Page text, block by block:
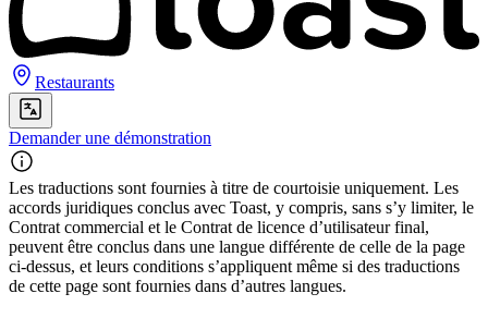
Restaurants
Demander une démonstration
Les traductions sont fournies à titre de courtoisie uniquement. Les
accords juridiques conclus avec Toast, y compris, sans s’y limiter, le
Contrat commercial et le Contrat de licence d’utilisateur final,
peuvent être conclus dans une langue différente de celle de la page
ci-dessus, et leurs conditions s’appliquent même si des traductions
de cette page sont fournies dans d’autres langues.